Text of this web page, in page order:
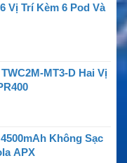
Vị Trí Kèm 6 Pod Và
MT3-D Hai Vị
Không Sạc
APX